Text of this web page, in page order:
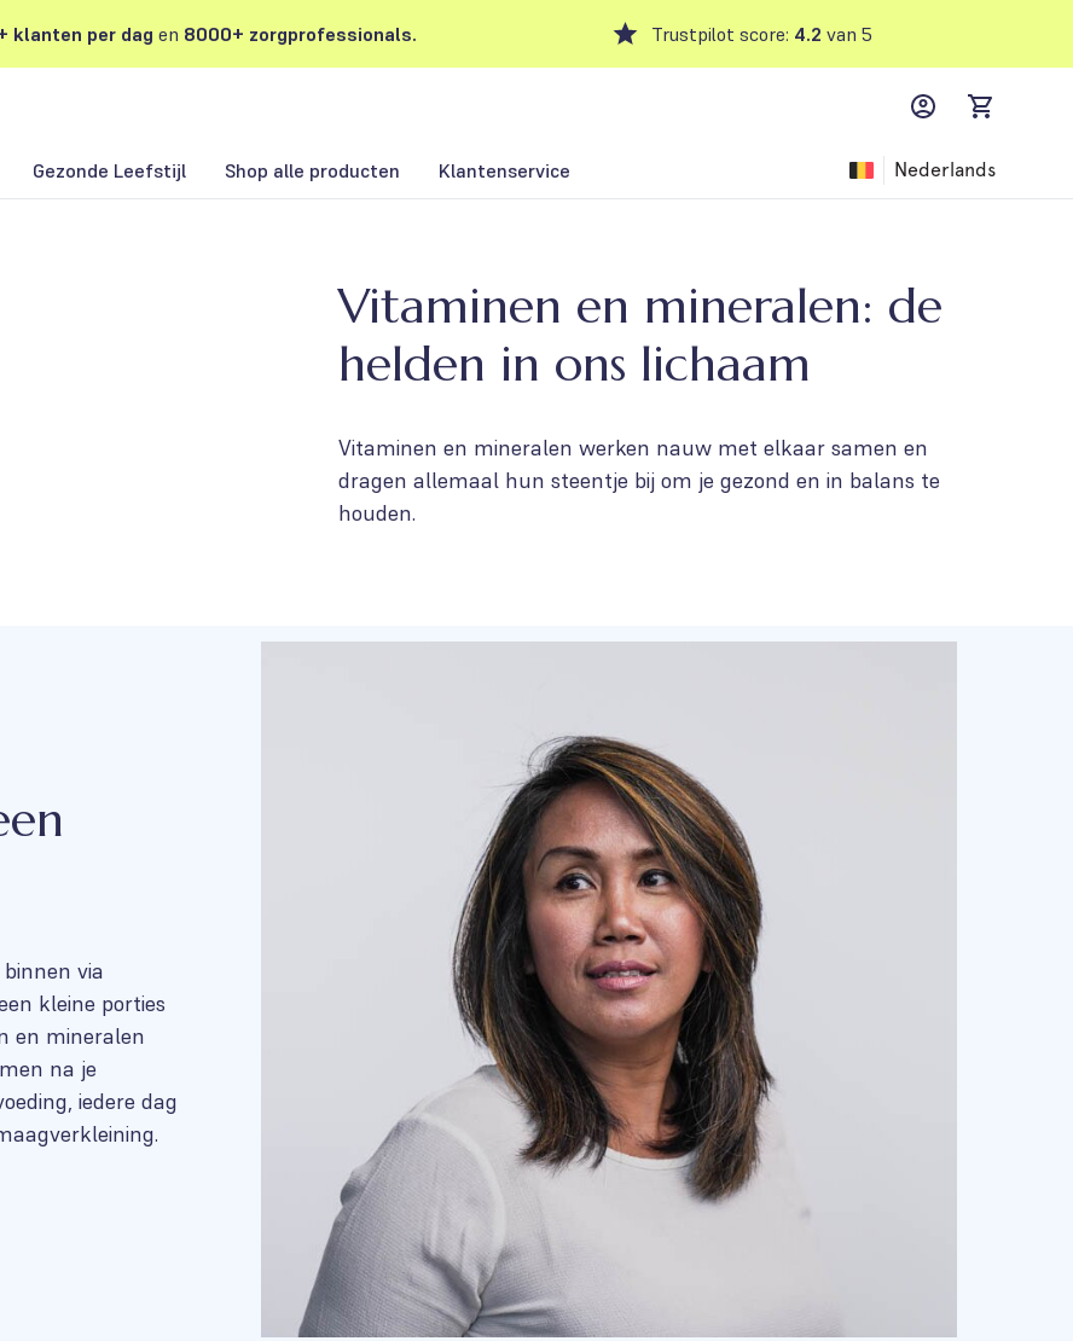
klanten per dag en 8000+ zorgprofessionals. Trustpilot score: 4.2 van 5
MyFFM
items in
Gezonde Leefstijl Shop alle producten Klantenservice Nederlands
Vitaminen en mineralen: de
helden in ons lichaam
Vitaminen en mineralen werken nauw met elkaar samen en
dragen allemaal hun steentje bij om je gezond en in balans te
houden.
via
kleine porties
en mineralen
na je
iedere dag